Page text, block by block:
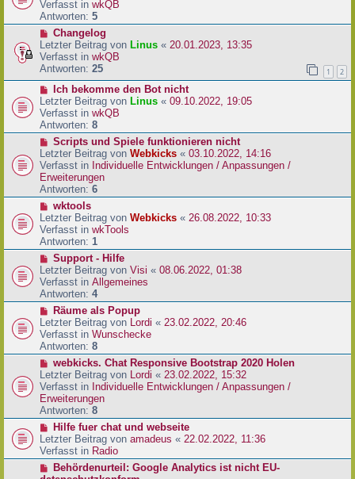
t
r
a
g
u
e
r
B
e
i
t
a
g
Verfasst in wkQB
Antworten: 5
N
e
u
e
r
B
e
i
t
a
g
Changelog
Letzter Beitrag von Linus « 20.01.2023, 13:35
Verfasst in wkQB
Antworten: 25 1 2
N
e
u
e
r
B
e
i
t
r
a
g
Ich bekomme den Bot nicht
Letzter Beitrag von Linus « 09.10.2022, 19:05
Verfasst in wkQB
Antworten: 8
N
e
u
e
r
B
e
i
t
r
a
g
Scripts und Spiele funktionieren nicht
Letzter Beitrag von Webkicks « 03.10.2022, 14:16
Verfasst in Individuelle Entwicklungen / Anpassungen /
Erweiterungen
Antworten: 6
N
e
u
e
r
B
e
i
t
a
g
wktools
Letzter Beitrag von Webkicks « 26.08.2022, 10:33
Verfasst in wkTools
Antworten: 1
N
e
u
e
r
B
e
i
t
a
g
Support - Hilfe
Letzter Beitrag von Visi « 08.06.2022, 01:38
Verfasst in Allgemeines
Antworten: 4
N
e
u
e
r
B
e
i
t
r
a
g
Räume als Popup
Letzter Beitrag von Lordi « 23.02.2022, 20:46
Verfasst in Wunschecke
Antworten: 8
N
e
u
e
r
B
e
i
t
webkicks. Chat Responsive Bootstrap 2020 Holen
Letzter Beitrag von Lordi « 23.02.2022, 15:32
Verfasst in Individuelle Entwicklungen / Anpassungen /
Erweiterungen
Antworten: 8
N
e
u
e
Hilfe fuer chat und webseite
Letzter Beitrag von amadeus « 22.02.2022, 11:36
Verfasst in Radio
NBehördenurteil: Google Analytics ist nicht EU-